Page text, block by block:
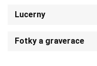
Lucerny
Fotky a graverace